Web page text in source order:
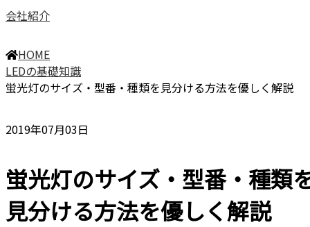
会社紹介
HOME
LEDの基礎知識
蛍光灯のサイズ・型番・種類を見分ける方法を優しく解説
2019年07月03日
蛍光灯のサイズ・型番・種類
見分ける方法を優しく解説